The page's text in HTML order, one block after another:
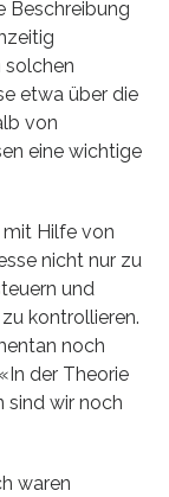
Beschreibung
solchen
etwa über die
von
eine wichtige
mit Hilfe von
nicht nur zu
und
kontrollieren.
noch
der Theorie
sind wir noch
waren